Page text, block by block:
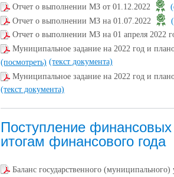
Отчет о выполнении МЗ от 01.12.2022
Отчет о выполнении МЗ на 01.07.2022
Отчет о выполнении МЗ на 01 апреля 2022
Муниципальное задание на 2022 год и
(посмотреть) (текст документа)
Муниципальное задание на 2022 год и
(текст документа)
Поступление
итогам финансового года
Баланс государственного